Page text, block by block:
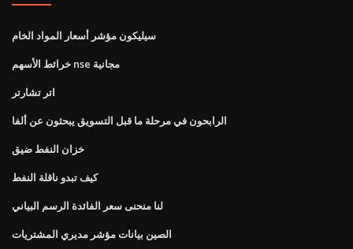
سيليكون مؤشر أسعار المواد الخام
خرائط الأسهم nse مجانية
اتر تشارتر
الرابحون في مرحلة ما قبل التسويق يبحثون عن ألفا
خزان النفط ضيق
كيف تبدو ناقلة النفط
لنا منحنى سعر الفائدة الرسم البياني
الصين بيانات مؤشر مديري المشتريات